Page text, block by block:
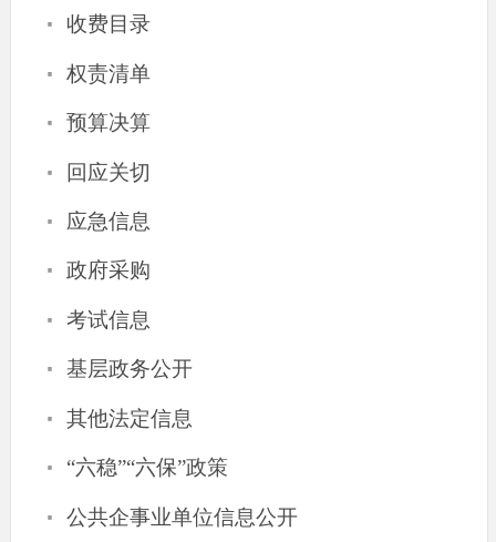
· 收费目录
· 权责清单
· 预算决算
· 回应关切
· 应急信息
· 政府采购
· 考试信息
· 基层政务公开
· 其他法定信息
· “六稳”“六保”政策
· 公共企事业单位信息公开